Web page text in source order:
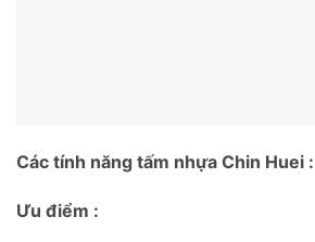
Các tính năng tấm nhựa Chin Huei :
Ưu điểm :